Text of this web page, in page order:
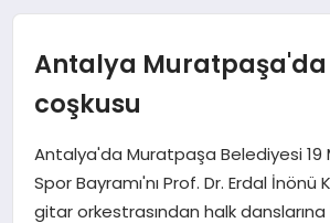
SPOR
MAGAZIN
Antalya Muratpaşa'da
coşkusu
Antalya'da Muratpaşa Belediyesi 19
Spor Bayramı'nı Prof. Dr. Erdal İnönü
gitar orkestrasından halk